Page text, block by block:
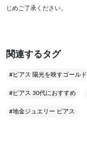
じめご了承ください。
関連するタグ
#ピアス 陽光を映すゴールド
#ピアス 30代におすすめ
#地金ジュエリー ピアス